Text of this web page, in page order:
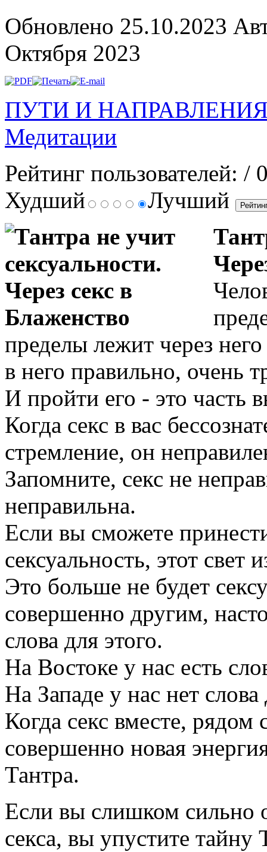
Обновлено 25.10.2023
Октября 2023
ПУТИ И
Медитации
Рейтинг пользователей: /
Худший
Лучший
пределы лежит через
в него правильно, очень
И пройти его - это часть
Когда секс в вас
стремление, он
Запомните, секс не
неправильна.
Если вы сможете
сексуальность, этот свет
Это больше не будет
совершенно другим,
слова для этого.
На Востоке у нас есть
На Западе у нас нет слова
Когда секс вместе, рядом
совершенно новая
Тантра.
Если вы слишком сильно
секса, вы упустите тайну